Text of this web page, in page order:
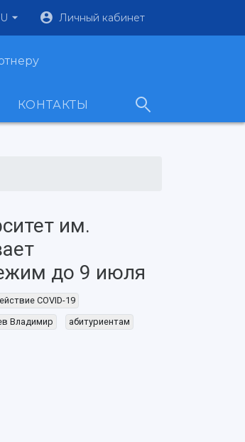
Личный кабинет
КОНТАКТЫ
им.
до 9 июля
COVID-19
Владимир
абитуриентам